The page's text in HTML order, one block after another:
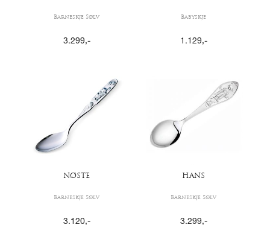
Barneskje Sølv
3.299,-
Babyskje
1.129,-
NØSTE
Barneskje Sølv
3.120,-
HANS
Barneskje Sølv
3.299,-